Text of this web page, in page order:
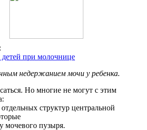
при молочнице
недержанием мочи у ребенка.
Hо многие не могут с этим
структур центральной
мочевого пузыря.